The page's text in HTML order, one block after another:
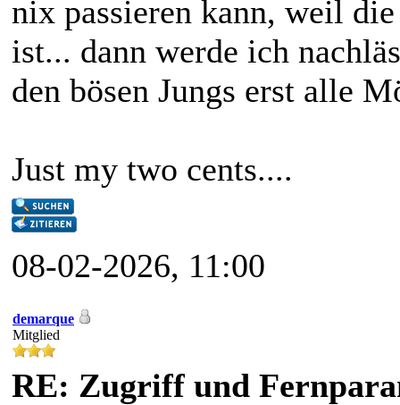
nix passieren kann, weil
ist... dann werde ich
den bösen Jungs erst alle
Just my two cents....
08-02-2026, 11:00
demarque
Mitglied
RE: Zugriff und